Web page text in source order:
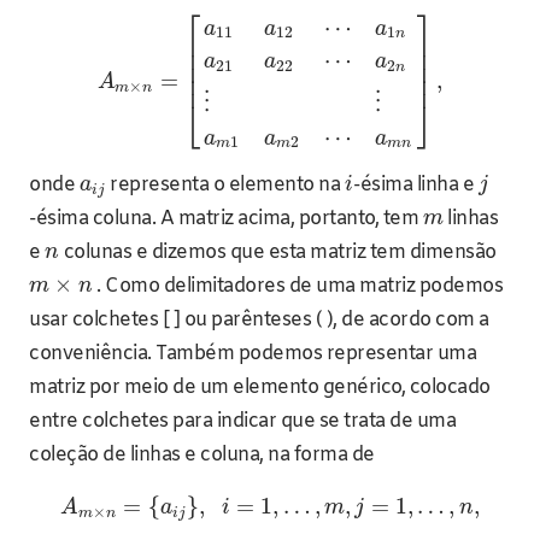
Am×n =
⎡
⎣
⎢⎢⎢⎢
a11
a21
⋮
am1
a12
a22
am2
⋯
⋯
⋯
a1n
a2n
⋮
amn
⎤
⎦
⎥⎥⎥⎥ ,
onde aij representa o elemento nai-ésima linha e j
-ésima coluna. A matriz acima, portanto, tem mlinhas
e n colunas e dizemos que esta matriz tem dimensão
m × n . Como delimitadores de uma matriz podemos
usar colchetes [ ] ou parênteses ( ), de acordo com a
conveniência. Também podemos representar uma
matriz por meio de um elemento genérico, colocado
entre colchetes para indicar que se trata de uma
coleção de linhas e coluna, na forma de
Am×n = {aij }, i = 1, … , m, j = 1, … , n,